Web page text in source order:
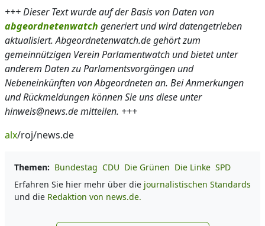
+++ Dieser Text wurde auf der Basis von Daten von
abgeordnetenwatch generiert und wird datengetrieben
aktualisiert. Abgeordnetenwatch.de gehört zum
gemeinnützigen Verein Parlamentwatch und bietet unter
anderem Daten zu Parlamentsvorgängen und
Nebeneinkünften von Abgeordneten an. Bei Anmerkungen
und Rückmeldungen können Sie uns diese unter
hinweis@news.de mitteilen. +++
alx/roj/news.de
Themen: Bundestag CDU Die Grünen Die Linke SPD
Erfahren Sie hier mehr über die journalistischen Standards
und die Redaktion von news.de.